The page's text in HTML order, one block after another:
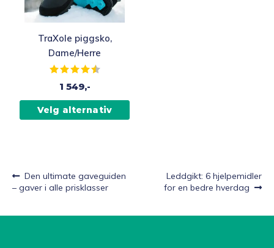
TraXole piggsko,
Dame/Herre
Karakter:
1 549,-
Velg alternativ
Innleggsnavigasjon
Forrige
innlegg:
Den ultimate gaveguiden
– gaver i alle prisklasser
Neste
innlegg:
Leddgikt: 6 hjelpemidler
for en bedre hverdag